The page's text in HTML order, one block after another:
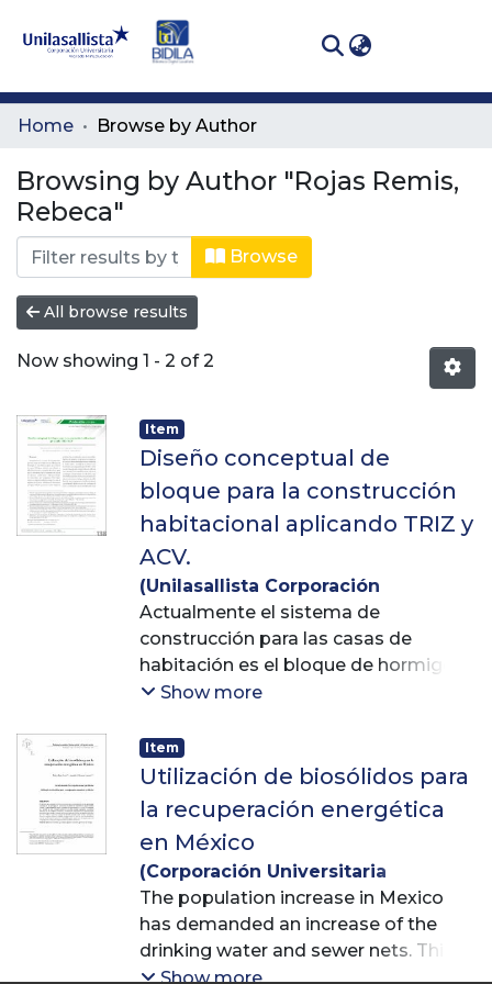
Communities
All of DSpace
Home Browse by Author
Browsing by Author "Rojas Remis,
Rebeca"
Browse
All browse results
Now showing 1 - 2 of 2
Item
Diseño conceptual de
bloque para la construcción
habitacional aplicando TRIZ y
ACV.
(Unilasallista Corporación
Universitaria, Editorial Lasallista.
2023)Rojas Remis, Rebeca;Murillo
Silva, Arely;Figueroa Valdez,
Gladys Carlota
Carlos Alberto
Actualmente el sistema de
construcción para las casas de
habitación es el bloque de hormigón,
el cual tiene un peso aproximado de
es difícil de manejar y complejo de
colocar para que la estructura de la
construcción quede en óptimas
condiciones. Adicionalmente, los
materiales que componen el
hormigón tienen un impacto
ambiental negativo pues la
explotación de arena, la fabricación
de cemento y el agua utilizada
Show more
Item
Utilización de biosólidos para
la recuperación energética
en México
(Corporación Universitaria
Lasallista,2012 )Rojas Remis,
Rebeca;Mendoza Espinosa,
Leopoldo G.
The population increase in Mexico
has demanded an increase of the
drinking water and sewer nets. This
hasShow more